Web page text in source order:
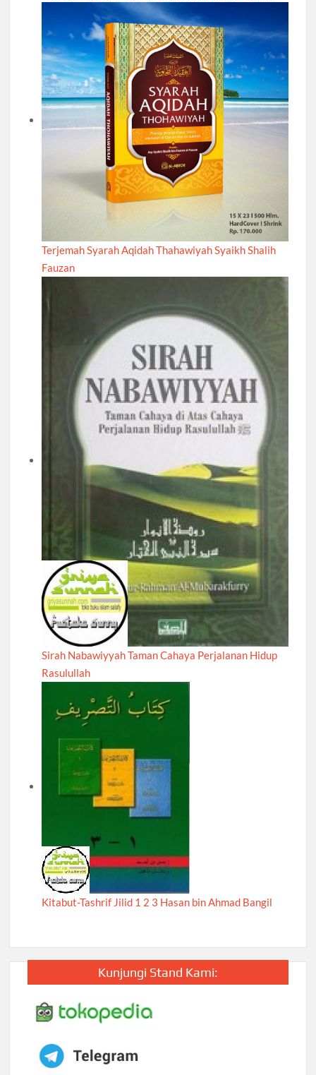
Terjemah Syarah Aqidah Thahawiyah Syaikh Shalih
Fauzan
Sirah Nabawiyyah Taman Cahaya Perjalanan Hidup
Rasulullah
Kitabut-Tashrif Jilid 1 2 3 Hasan bin Ahmad Bangil
Kunjungi Stand Kami: